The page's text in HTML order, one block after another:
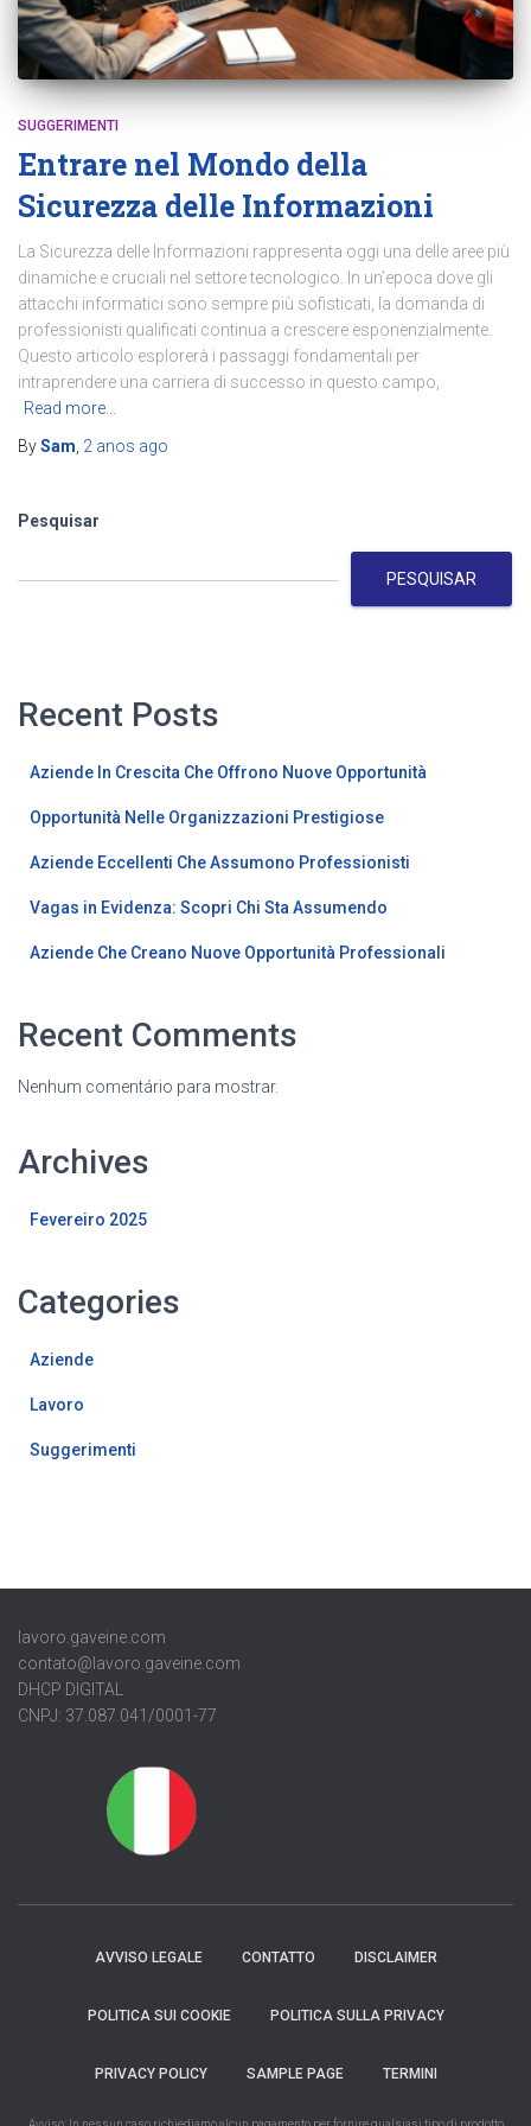
SUGGERIMENTI
Entrare nel Mondo della
Sicurezza delle Informazioni
La Sicurezza delle Informazioni rappresenta oggi una delle aree più
dinamiche e cruciali nel settore tecnologico. In un’epoca dove gli
attacchi informatici sono sempre più sofisticati, la domanda di
professionisti qualificati continua a crescere esponenzialmente.
Questo articolo esplorerà i passaggi fondamentali per
intraprendere una carriera di successo in questo campo,
Read more…
BySam 2 anos ago
Pesquisar
PESQUISAR
Recent Posts
Aziende In Crescita Che Offrono Nuove Opportunità
Opportunità Nelle Organizzazioni Prestigiose
Aziende Eccellenti Che Assumono Professionisti
Vagas in Evidenza: Scopri Chi Sta Assumendo
Aziende Che Creano Nuove Opportunità Professionali
Recent Comments
Nenhum comentário para mostrar.
Archives
Fevereiro 2025
Categories
Aziende
Lavoro
Suggerimenti
lavoro.gaveine.com
contato@lavoro.gaveine.com
DHCP DIGITAL
CNPJ: 37.087.041/0001-77
AVVISO LEGALE CONTATTO DISCLAIMER
POLITICA SUI COOKIE POLITICA SULLA PRIVACY
PRIVACY POLICY SAMPLE PAGE TERMINI